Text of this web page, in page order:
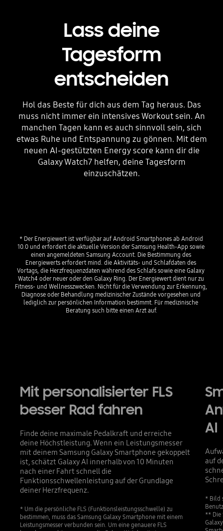
Lass deine
Tagesform
entscheiden
Hol das Beste für dich aus dem Tag heraus. Das
muss nicht immer ein intensives Workout sein. An
manchen Tagen kann es auch sinnvoll sein, sich
etwas Ruhe und Entspannung zu gönnen. Mit dem
neuen AI-gestützten Energy score kann dir die
Galaxy Watch7 helfen, deine Tagesform
einzuschätzen.
* Der Energiewert ist verfügbar auf Android Smartphones ab Android
10.0 und erfordert die aktuelle Version der Samsung Health-App sowie
einen angemeldeten Samsung Account. Die Bestimmung des
Energiewerts erfordert mind. die Aktivitäts- und Schlafdaten des
Vortags, die Herzfrequenzdaten während des Schlafs sowie eine Galaxy
Watch4 oder neuer oder den Galaxy Ring. Der Energiewert dient nur zu
Fitness- und Wellnesszwecken. Nicht für die Verwendung zur Erkennung,
Diagnose oder Behandlung medizinischer Zustände vorgesehen und
lediglich zur persönlichen Information bestimmt. Für medizinische
Beratung such bitte einen Arzt auf.
Mit personalisierter FLS
besser Rad fahren
Finde deine maximale Pedalkraft und erreiche
deine Höchstleistung. Wenn ein Leistungsmesser
mit deinem Samsung Galaxy Smartphone gekoppelt
ist, schätzt Galaxy AI innerhalb von 10 Minuten
nach einer Fahrt schnell die
Funktionsschwellenleistung auf der Grundlage
deiner Herzfrequenz.
* Um die persönliche FLS (Funktionsleistungsschwelle) zu
bestimmen, muss das Samsung Galaxy Smartphone mit einem
Leistungsmesser verbunden sein. Um eine genauere FLS
AI
auf
* Bild
** Die